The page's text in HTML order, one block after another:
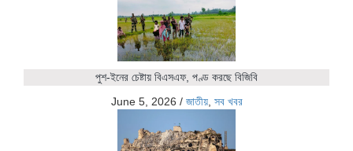
পুশ-ইনের চেষ্টায় বিএসএফ, পণ্ড করছে বিজিবি
June 5, 2026 / জাতীয়, সব খবর